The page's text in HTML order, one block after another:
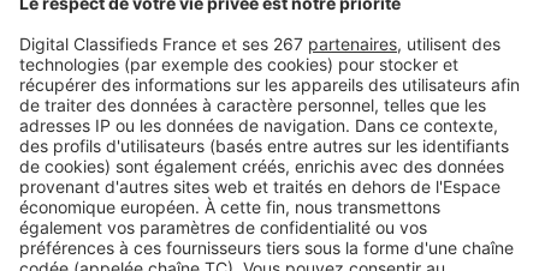
Notre classement des 8 stations
balnéaires de Corse-du-Sud, de la
moins chère à la plus chère
Image
France
Fécamp : où en sont les prix de
l’immobilier en 2026 ?